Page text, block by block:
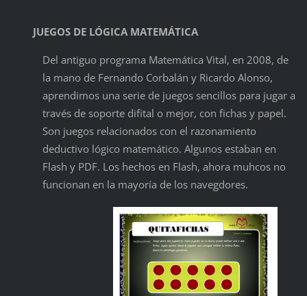
JUEGOS DE LÓGICA MATEMÁTICA
Del antiguo programa Matemática Vital, en 2008, de
la mano de Fernando Corbalán y Ricardo Alonso,
aprendimos una serie de juegos sencillos para jugar a
través de soporte difital o mejor, con fichas y papel.
Son juegos relacionados con el razonamiento
deductivo lógico matemático. Algunos estaban en
Flash y PDF. Los hechos en Flash, ahora muhcos no
funcionan en la mayoría de los navegdores.